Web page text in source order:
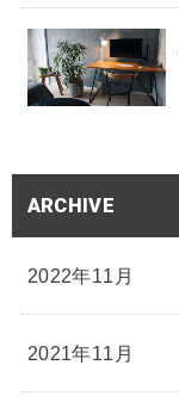
ARCHIVE
2022年11月
2021年11月